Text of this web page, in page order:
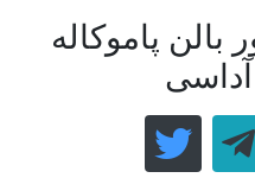
پاموکاله